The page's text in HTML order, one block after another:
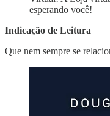
esperando você!
Indicação de Leitura
Que nem sempre se